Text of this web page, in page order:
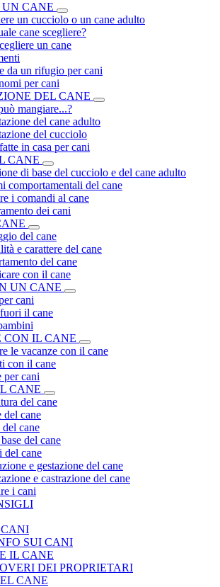
CANE
un cucciolo o un cane adulto
cane scegliere?
un cane
da un rifugio per cani
per cani
DEL CANE
mangiare...?
del cane adulto
del cucciolo
in casa per cani
CANE
di base del cucciolo e del cane adulto
comportamentali del cane
i comandi al cane
dei cani
del cane
e carattere del cane
del cane
con il cane
UN CANE
cani
il cane
IL CANE
le vacanze con il cane
con il cane
per cani
CANE
del cane
del cane
cane
del cane
del cane
e gestazione del cane
e castrazione del cane
i cani
SUI CANI
IL CANE
DEI PROPRIETARI
CANE